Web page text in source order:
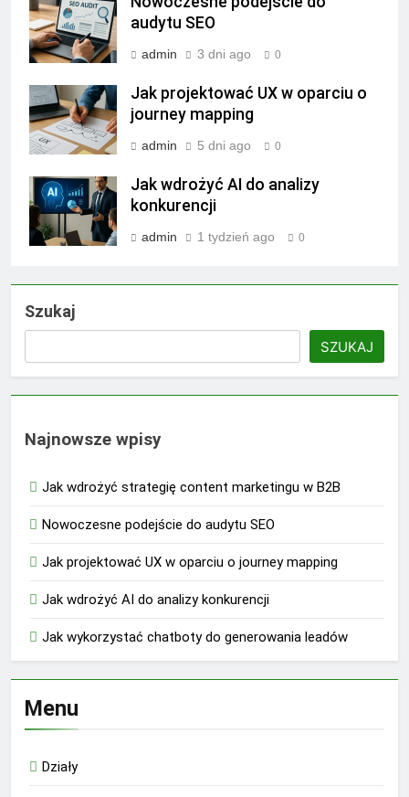
audytu SEO
admin 3 dni ago 0
Jak projektować UX w oparciu o
journey mapping
admin 5 dni ago 0
Jak wdrożyć AI do analizy
konkurencji
admin 1 tydzień ago 0
Szukaj
SZUKAJ
Najnowsze wpisy
Jak wdrożyć strategię content marketingu w B2B
Nowoczesne podejście do audytu SEO
Jak projektować UX w oparciu o journey mapping
Jak wdrożyć AI do analizy konkurencji
Jak wykorzystać chatboty do generowania leadów
Menu
Działy